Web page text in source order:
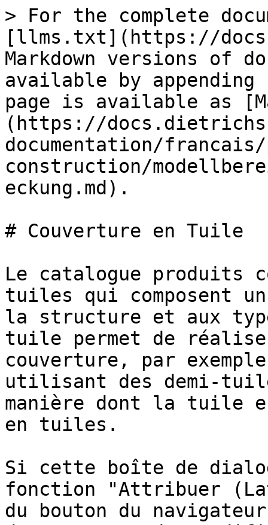
> For the complete
[llms.txt](https://
Markdown versions of
available by
page is available as
(https://
documentation/francais/
construction/
eckung.md).
# Couverture en Tuile
Le catalogue produits
tuiles qui composent
la structure et aux
tuile permet de
couverture, par
utilisant des demi-
manière dont la tuile
en tuiles.
Si cette boîte de
fonction "Attribuer
du bouton du